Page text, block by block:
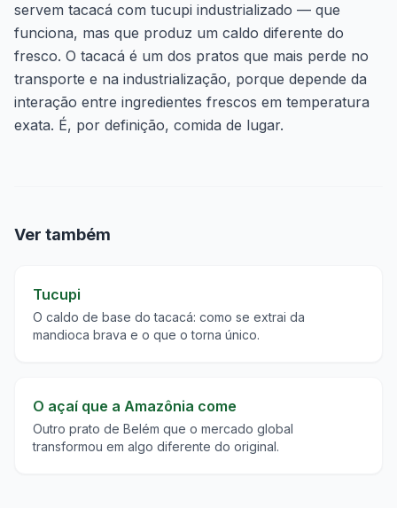
servem tacacá com tucupi industrializado — que
funciona, mas que produz um caldo diferente do
fresco. O tacacá é um dos pratos que mais perde no
transporte e na industrialização, porque depende da
interação entre ingredientes frescos em temperatura
exata. É, por definição, comida de lugar.
Ver também
Tucupi
O caldo de base do tacacá: como se extrai da
mandioca brava e o que o torna único.
O açaí que a Amazônia come
Outro prato de Belém que o mercado global
transformou em algo diferente do original.